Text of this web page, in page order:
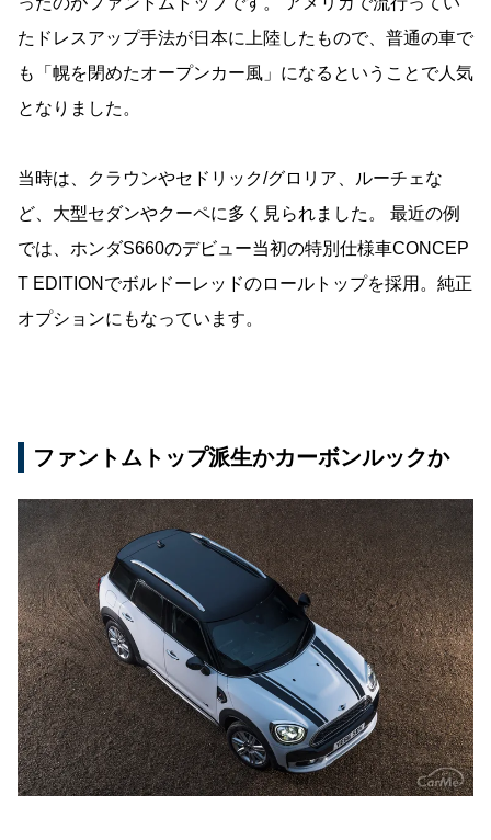
たドレスアップ手法が日本に上陸したもので、普通の車で
も「幌を閉めたオープンカー風」になるということで人気
となりました。
当時は、クラウンやセドリック/グロリア、ルーチェな
ど、大型セダンやクーペに多く見られました。 最近の例
では、ホンダS660のデビュー当初の特別仕様車CONCEP
T EDITIONでボルドーレッドのロールトップを採用。純正
オプションにもなっています。
ファントムトップ派生かカーボンルックか